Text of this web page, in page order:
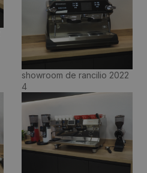
showroom de rancilio 2022
4